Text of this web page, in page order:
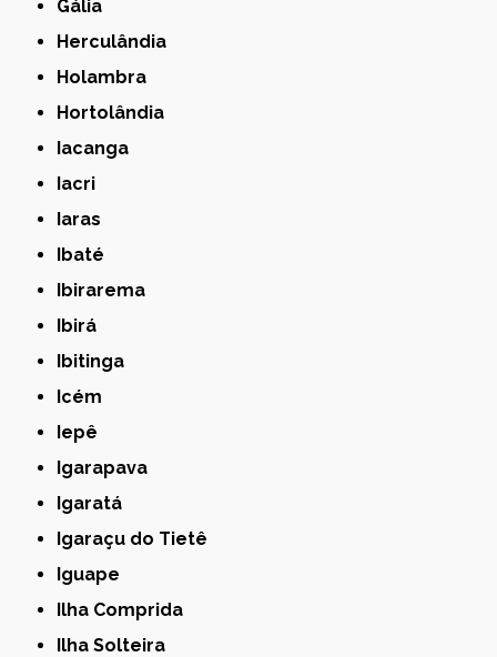
Gália
Herculândia
Holambra
Hortolândia
Iacanga
Iacri
Iaras
Ibaté
Ibirarema
Ibirá
Ibitinga
Icém
Iepê
Igarapava
Igaratá
Igaraçu do Tietê
Iguape
Ilha Comprida
Ilha Solteira